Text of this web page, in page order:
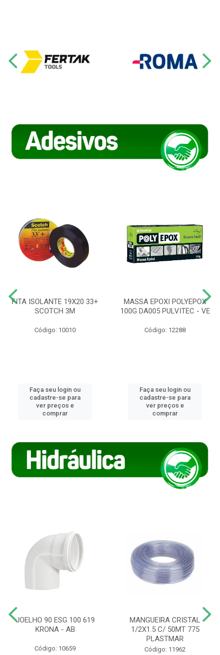
FITA ISOLANTE 19X20 33+
SCOTCH 3M
Código: 10010
Faça seu login ou
cadastre-se para
ver preços e
comprar
MASSA EPOXI POLYEPOX
100G DA005 PULVITEC - VE
Código: 12288
Faça seu login ou
cadastre-se para
ver preços e
comprar
JOELHO 90 ESG 100 619
KRONA - AB
Código: 10659
MANGUEIRA CRISTAL
1/2X1.5 C/ 50MT 775
PLASTMAR
Código: 11962